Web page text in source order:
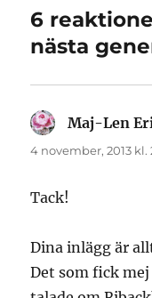
6
nästa
Maj-Len
4 november, 2013 kl.
Tack!
Dina inlägg är
Det som fick